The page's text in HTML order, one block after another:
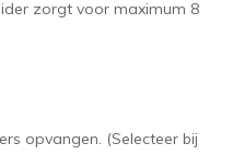
zorgt voor maximum 8
opvangen. (Selecteer bij